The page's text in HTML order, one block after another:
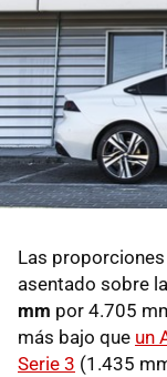
Las
asentado sobre
mm por 4.705
más bajo que un
Serie 3 (1.435